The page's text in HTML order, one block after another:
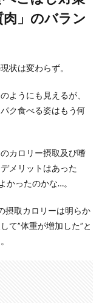
」のバラン
状は変わらず。
ようにも見えるが、
ク食べる姿はもう何
カロリー摂取及び嗜
メリットはあった
かったのかな…。
摂取カロリーは明らか
て”体重が増加した”と